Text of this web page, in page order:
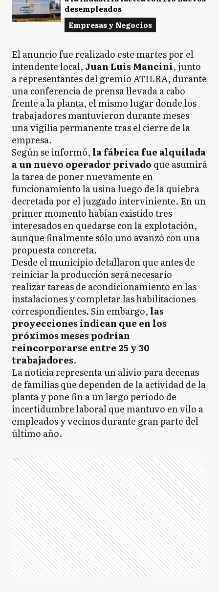
desempleados
Empresas y Negocios
El anuncio fue realizado este martes por el
intendente local, Juan Luis Mancini, junto
a representantes del gremio ATILRA, durante
una conferencia de prensa llevada a cabo
frente a la planta, el mismo lugar donde los
trabajadores mantuvieron durante meses
una vigilia permanente tras el cierre de la
empresa.
Según se informó, la fábrica fue alquilada
a un nuevo operador privado que asumirá
la tarea de poner nuevamente en
funcionamiento la usina luego de la quiebra
decretada por el juzgado interviniente. En un
primer momento habían existido tres
interesados en quedarse con la explotación,
aunque finalmente sólo uno avanzó con una
propuesta concreta.
Desde el municipio detallaron que antes de
reiniciar la producción será necesario
realizar tareas de acondicionamiento en las
instalaciones y completar las habilitaciones
correspondientes. Sin embargo, las
proyecciones indican que en los
próximos meses podrían
reincorporarse entre 25 y 30
trabajadores.
La noticia representa un alivio para decenas
de familias que dependen de la actividad de la
planta y pone fin a un largo período de
incertidumbre laboral que mantuvo en vilo a
empleados y vecinos durante gran parte del
último año.
Ads